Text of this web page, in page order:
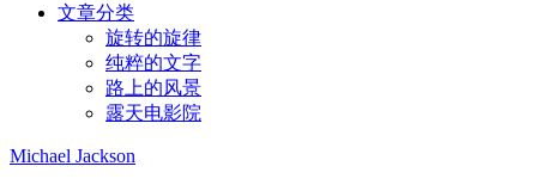
文章分类
旋转的旋律
纯粹的文字
路上的风景
露天电影院
Michael Jackson